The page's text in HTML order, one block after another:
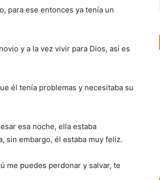
para ese entonces ya tenía un
y a la vez vivir para Dios, así es
él tenía problemas y necesitaba su
esa noche, ella estaba
sin embargo, él estaba muy feliz.
me puedes perdonar y salvar, te